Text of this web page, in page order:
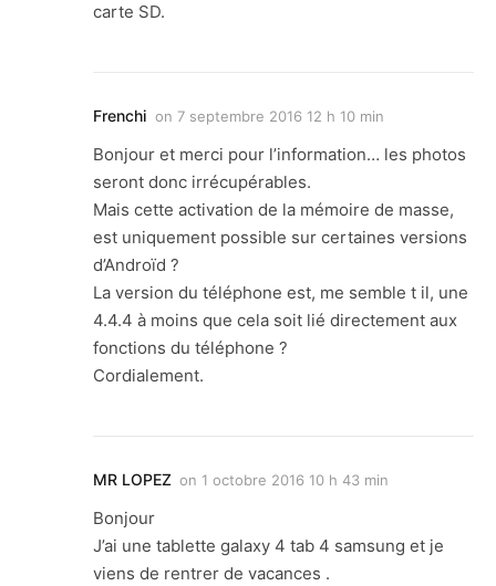
carte SD.
Frenchi on 7 septembre 2016 12 h 10 min
Bonjour et merci pour l’information… les photos
seront donc irrécupérables.
Mais cette activation de la mémoire de masse,
est uniquement possible sur certaines versions
d’Androïd ?
La version du téléphone est, me semble t il, une
4.4.4 à moins que cela soit lié directement aux
fonctions du téléphone ?
Cordialement.
MR LOPEZ on 1 octobre 2016 10 h 43 min
Bonjour
J’ai une tablette galaxy 4 tab 4 samsung et je
viens de rentrer de vacances .